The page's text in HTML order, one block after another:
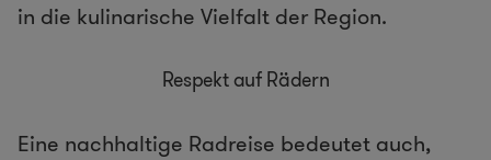
in die kulinarische Vielfalt der Region.
Respekt auf Rädern
Eine nachhaltige Radreise bedeutet auch,